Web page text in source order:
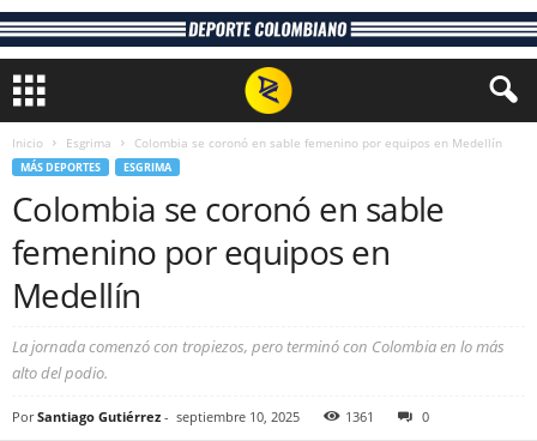
Inicio Esgrima Colombia se coronó en sable femenino por equipos en Medellín
MÁS DEPORTES ESGRIMA
Colombia se coronó en sable
femenino por equipos en
Medellín
La jornada comenzó con tropiezos, pero terminó con Colombia en lo más
alto del podio.
Por Santiago Gutiérrez - septiembre 10, 2025 1361 0